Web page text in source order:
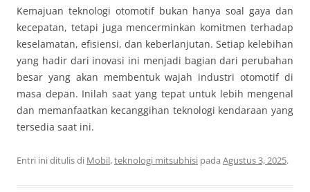
Kemajuan teknologi otomotif bukan hanya soal gaya dan
kecepatan, tetapi juga mencerminkan komitmen terhadap
keselamatan, efisiensi, dan keberlanjutan. Setiap kelebihan
yang hadir dari inovasi ini menjadi bagian dari perubahan
besar yang akan membentuk wajah industri otomotif di
masa depan. Inilah saat yang tepat untuk lebih mengenal
dan memanfaatkan kecanggihan teknologi kendaraan yang
tersedia saat ini.
Entri ini ditulis di Mobil,teknologi mitsubhisi pada Agustus 3, 2025.